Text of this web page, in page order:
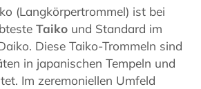
(Langkörpertrommel) ist bei
Taiko und Standard im
Diese Taiko-Trommeln sind
in japanischen Tempeln und
Im zeremoniellen Umfeld